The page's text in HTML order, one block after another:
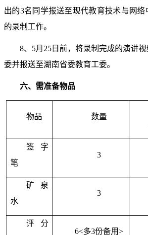
出的3名同学报送至现代教育技术与网络
的录制工作。
8、 5月 25 日前，将录制完成的演讲
委并报送至湖南省委教育工委。
六、需准备物品
物品 数量
签字
笔
3
矿泉
水
3
评分
6<多3份备用>